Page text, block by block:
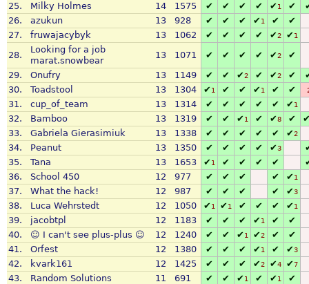
25.
Milky Holmes 14 1575 ✔ ✔ ✔ ✔ ✔1 ✔
26.
azukun 13 928 ✔ ✔ ✔ ✔1 ✔
✔
27.
fruwajacybyk 13 1062 ✔ ✔ ✔ ✔ ✔2 ✔1
28.
Looking for a job
marat.snowbear
13 1071 ✔ ✔ ✔ ✔ ✔2
✔
29.
Onufry 13 1149 ✔ ✔ ✔2 ✔ ✔2 ✔
30.
Toadstool 13 1304 ✔1 ✔ ✔ ✔1 ✔ ✔
31. cup_of_team 13 1314 ✔ ✔ ✔ ✔ ✔ ✔1
32. Bamboo 13 1319 ✔ ✔ ✔1 ✔ ✔8 ✔
33.
Gabriela Gierasimiuk 13 1338 ✔ ✔ ✔ ✔ ✔ ✔2
34. Peanut 13 1350 ✔ ✔ ✔ ✔ ✔3
35.
Tana 13 1653 ✔1 ✔ ✔ ✔ ✔
36.
School 450 12 977 ✔ ✔ ✔ ✔ ✔1
37. What the hack! 12 987 ✔ ✔ ✔ ✔ ✔3
38. Luca Wehrstedt 12 1050 ✔1 ✔1 ✔ ✔ ✔ ✔1
39. jacobtpl 12 1183 ✔ ✔ ✔ ✔1 ✔
✔
40.
☺ I can't see plus-plus ☺ 12 1240 ✔ ✔ ✔1 ✔2 ✔
✔
41.
Orfest 12 1380 ✔ ✔ ✔ ✔1 ✔ ✔3
42. kvark161 12 1425 ✔ ✔ ✔ ✔2 ✔4 ✔7
43. Random Solutions 11 691 ✔ ✔ ✔1 ✔ ✔1
✔